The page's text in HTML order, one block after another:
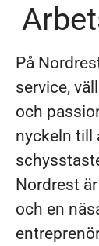
På
service,
och
nyckeln till
Nordrest
och en